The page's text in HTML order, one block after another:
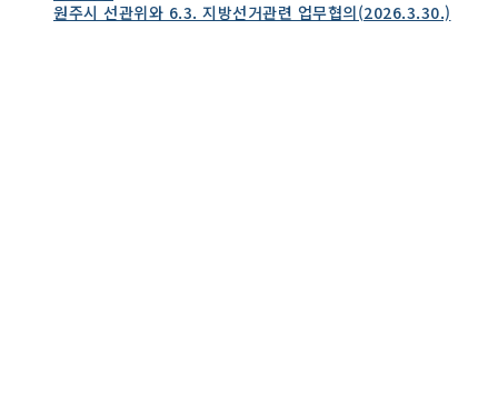
원주시 선관위와 6.3. 지방선거관련 업무협의(2026.3.30.)